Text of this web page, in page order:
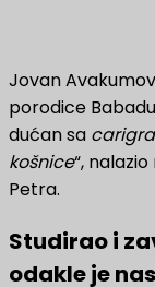
Jovan
porodice
dućan sa
košnice“,
Petra.
Studirao i
odakle je